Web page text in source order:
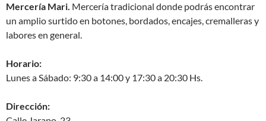
Mercería Mari. Mercería tradicional donde podrás encontrar
un amplio surtido en botones, bordados, encajes, cremalleras y
labores en general.
Horario:
Lunes a Sábado: 9:30 a 14:00 y 17:30 a 20:30 Hs.
Dirección: